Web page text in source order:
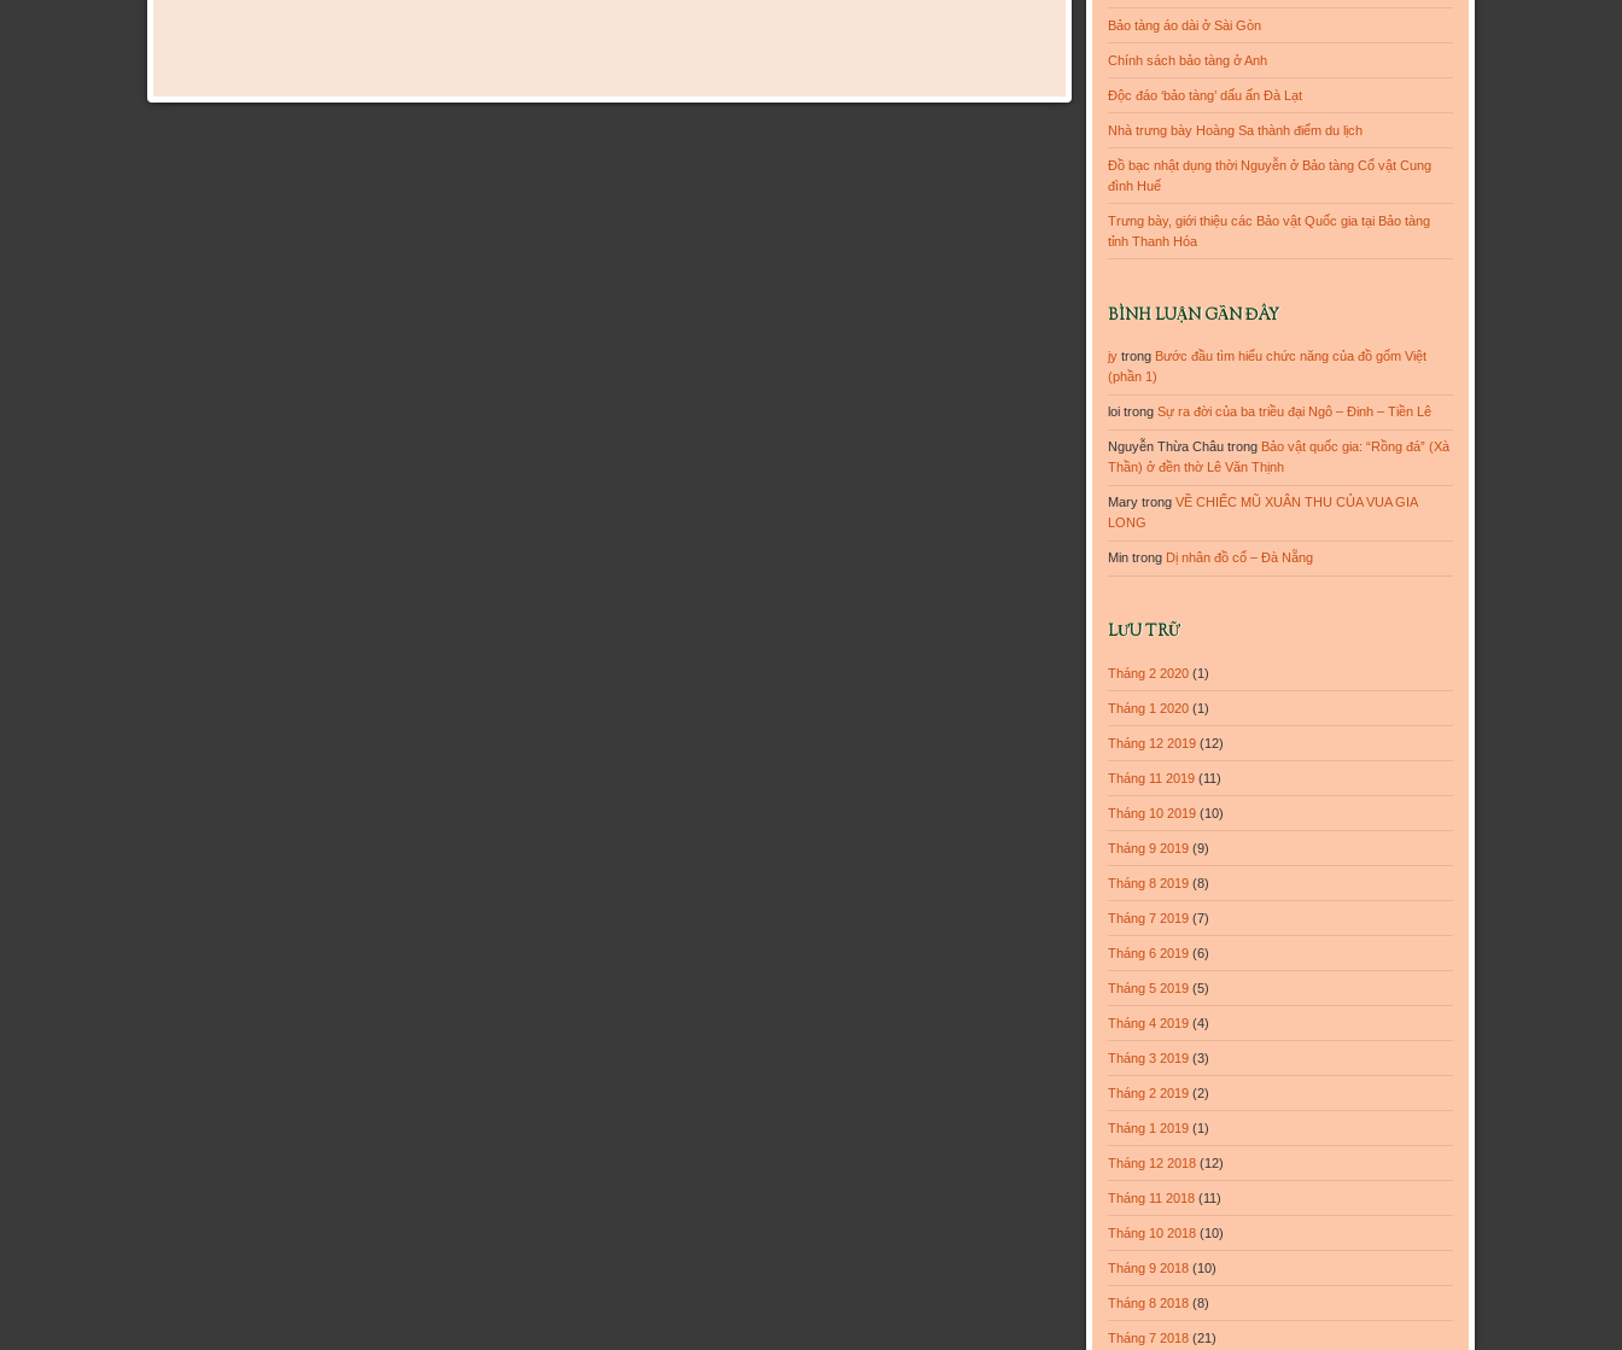
Bảo tàng áo dài ở Sài Gòn
Chính sách bảo tàng ở Anh
Độc đáo ‘bảo tàng’ dấu ấn Đà Lạt
Nhà trưng bày Hoàng Sa thành điểm du lịch
Đồ bạc nhật dụng thời Nguyễn ở Bảo tàng Cổ vật Cung
đình Huế
Trưng bày, giới thiệu các Bảo vật Quốc gia tại Bảo tàng
tỉnh Thanh Hóa
BÌNH LUẬN GẦN ĐÂY
jy trong Bước đầu tìm hiểu chức năng của đồ gốm Việt
(phần 1)
loi trongSự ra đời của ba triều đại Ngô – Đinh – Tiền Lê
Nguyễn Thừa Châu trong Bảo vật quốc gia: “Rồng đá” (Xà
Thần) ở đền thờ Lê Văn Thịnh
Mary trongVỀ CHIẾC MŨ XUÂN THU CỦA VUA GIA
LONG
Min trong Dị nhân đồ cổ – Đà Nẵng
LƯU TRỮ
Tháng 2 2020 (1)
Tháng 1 2020 (1)
Tháng 12 2019 (12)
Tháng 11 2019 (11)
Tháng 10 2019 (10)
Tháng 9 2019 (9)
Tháng 8 2019 (8)
Tháng 7 2019 (7)
Tháng 6 2019 (6)
Tháng 5 2019 (5)
Tháng 4 2019 (4)
Tháng 3 2019 (3)
Tháng 2 2019 (2)
Tháng 1 2019 (1)
Tháng 12 2018 (12)
Tháng 11 2018 (11)
Tháng 10 2018 (10)
Tháng 9 2018 (10)
Tháng 8 2018 (8)
Tháng 7 2018 (21)